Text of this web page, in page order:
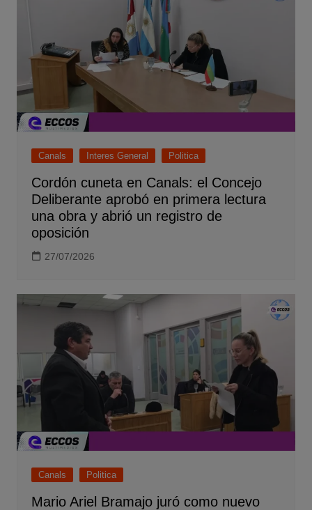
Canals Interes General Politica
Cordón cuneta en Canals: el Concejo
Deliberante aprobó en primera lectura
una obra y abrió un registro de
oposición
27/07/2026
Canals Politica
Mario Ariel Bramajo juró como nuevo